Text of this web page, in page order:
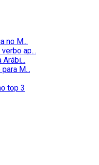
no M...
ap...
M...
top 3